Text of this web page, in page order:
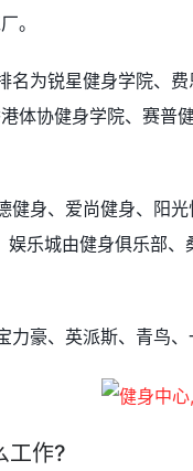
。
名为锐星健身学院、
体协健身学院、赛普
健身、爱尚健身、阳
乐城由健身俱乐部
豪、英派斯、青鸟、
工作?